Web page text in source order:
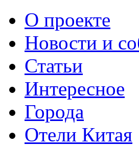
О проекте
Новости и
Статьи
Интересное
Города
Отели Китая